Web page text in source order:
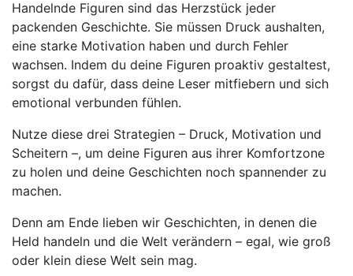
Handelnde Figuren sind das Herzstück jeder
packenden Geschichte. Sie müssen Druck aushalten,
eine starke Motivation haben und durch Fehler
wachsen. Indem du deine Figuren proaktiv gestaltest,
sorgst du dafür, dass deine Leser mitfiebern und sich
emotional verbunden fühlen.
Nutze diese drei Strategien – Druck, Motivation und
Scheitern –, um deine Figuren aus ihrer Komfortzone
zu holen und deine Geschichten noch spannender zu
machen.
Denn am Ende lieben wir Geschichten, in denen die
Held handeln und die Welt verändern – egal, wie groß
oder klein diese Welt sein mag.